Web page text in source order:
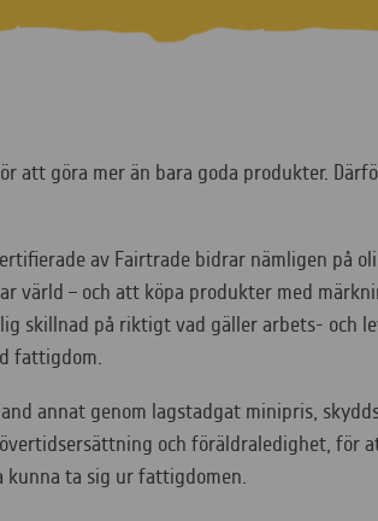
att göra mer än bara goda produkter.
av Fairtrade bidrar nämligen på
värld – och att köpa produkter med
skillnad på riktigt vad gäller arbets- och
fattigdom.
annat genom lagstadgat minipris,
och föräldraledighet, för
kunna ta sig ur fattigdomen.